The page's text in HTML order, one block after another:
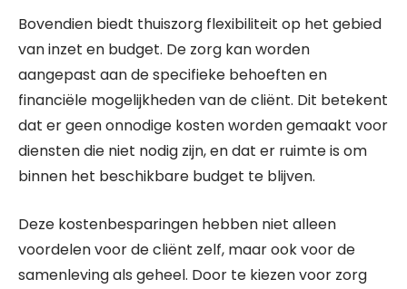
Bovendien biedt thuiszorg flexibiliteit op het gebied
van inzet en budget. De zorg kan worden
aangepast aan de specifieke behoeften en
financiële mogelijkheden van de cliënt. Dit betekent
dat er geen onnodige kosten worden gemaakt voor
diensten die niet nodig zijn, en dat er ruimte is om
binnen het beschikbare budget te blijven.
Deze kostenbesparingen hebben niet alleen
voordelen voor de cliënt zelf, maar ook voor de
samenleving als geheel. Door te kiezen voor zorg